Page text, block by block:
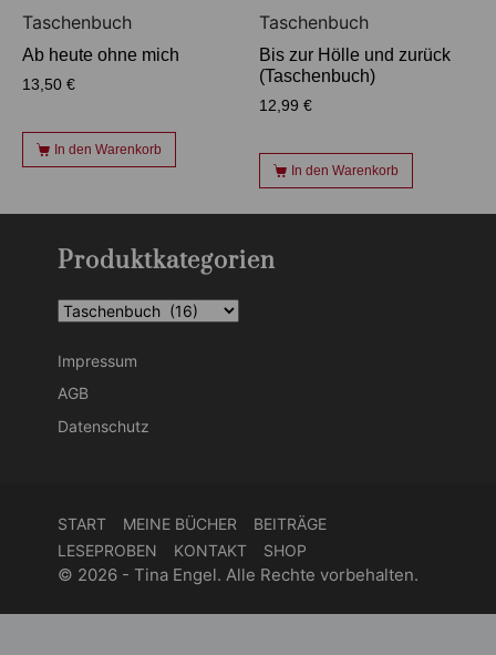
Taschenbuch
Ab heute ohne mich
13,50 €
In den Warenkorb
Taschenbuch
Bis zur Hölle und zurück
(Taschenbuch)
12,99 €
In den Warenkorb
Produktkategorien
Impressum
AGB
Datenschutz
START MEINE BÜCHER
BEITRÄGE
LESEPROBEN
KONTAKT SHOP
© 2026 - Tina Engel. Alle Rechte vorbehalten.